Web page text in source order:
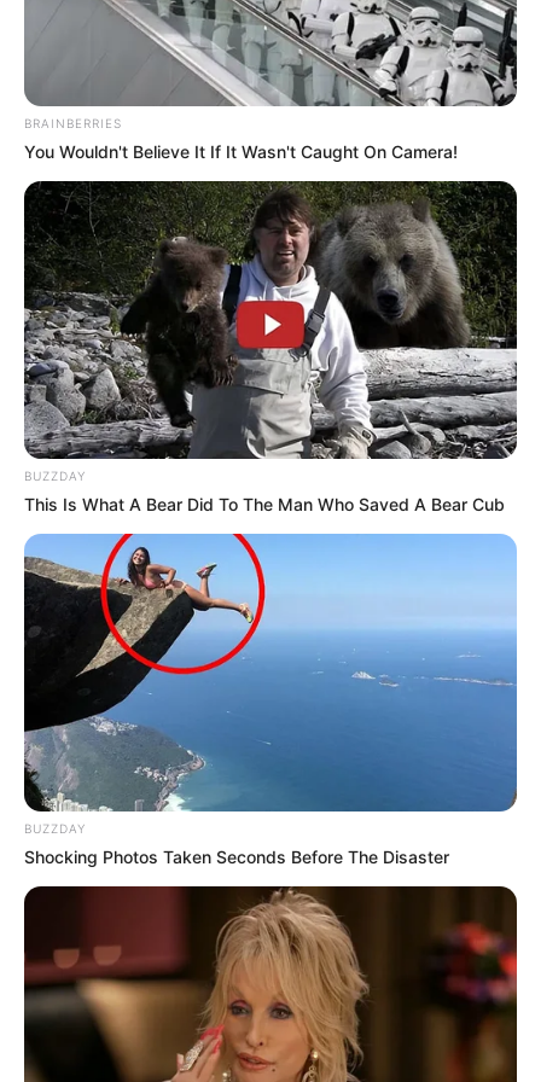
Hier werden alle sehenswerten
Reiseziel Altmühltal
wenn gezeigter Ort/gezeigte Region innerhalb von
Deutschland liegt).
und Ferienhäusergemietet werden. Möglich sind zudem
die kostenlose Bestellung vonReiseprospekten
Adresssuche auf der LandkartemitRoutenplaner
sowie
die Onlinebuchung vonEintrittskarten für Veranstaltungen
undStadtführungen.
Ebenso können aber auch Übernachtungen in einem
Schlosshotel
gebucht werden.
BRAINBERRIES
You Wouldn't Believe It If It Wasn't Caught On Camera!
BUZZDAY
This Is What A Bear Did To The Man Who Saved A Bear Cub
BUZZDAY
Shocking Photos Taken Seconds Before The Disaster